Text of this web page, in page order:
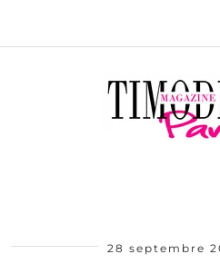
28 septembre